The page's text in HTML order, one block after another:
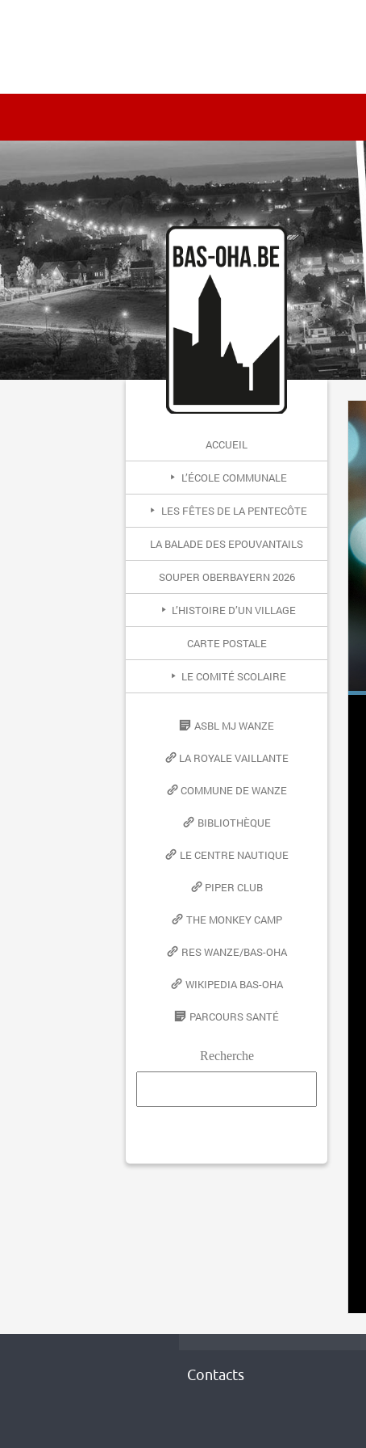
ACCUEIL
L’ÉCOLE COMMUNALE
PRÉSENTATION
EQUIPE
INSCRIPTIONS
AGENDA DE L’ANNÉE
PROJET D’ÉCOLE
R.O.I.
REPAS
BLOG ACTIVITÉ SCOLAIRE
SPECTACLE
HISTORIQUE
LES FÊTES DE LA PENTECÔTE
PROGRAMME
CORRID’OHA
MARCHÉ
SPECTACLE
BROCANTE
RESTAURANT
4HRS VÉLO
SOIRÉE
PETANQUE
BLIND TEST
FORAIN
LA BALADE DES EPOUVANTAILS
SOUPER OBERBAYERN 2026
L’HISTOIRE D’UN VILLAGE
TABLE DES MATIÈRES
CHAPITRE 1
CHAPITRE 2
CHAPITRE 3
CHAPITRE 4
CHAPITRE 5
CHAPITRE 6
CHÂTEAUX
CARTE POSTALE
LE COMITÉ SCOLAIRE
ASBL MJ WANZE
LA ROYALE VAILLANTE
COMMUNE DE WANZE
BIBLIOTHÈQUE
LE CENTRE NAUTIQUE
PIPER CLUB
THE MONKEY CAMP
RES WANZE/BAS-OHA
WIKIPEDIA BAS-OHA
PARCOURS SANTÉ
Recherche
Rechercher :
Contacts